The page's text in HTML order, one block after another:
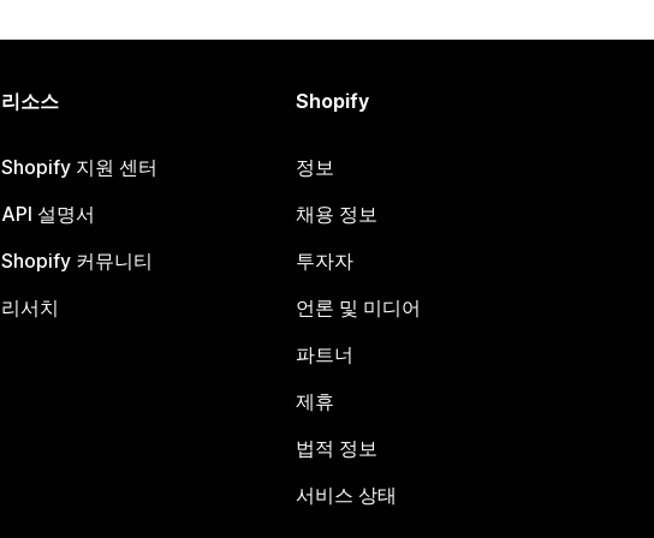
리소스
Shopify 지원 센터
API 설명서
Shopify 커뮤니티
리서치
Shopify
정보
채용 정보
투자자
언론 및 미디어
파트너
제휴
법적 정보
서비스 상태